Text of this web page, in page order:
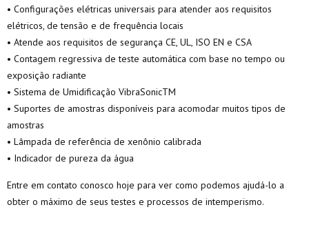
• Configurações elétricas universais para atender aos requisitos
elétricos, de tensão e de frequência locais
• Atende aos requisitos de segurança CE, UL, ISO EN e CSA
• Contagem regressiva de teste automática com base no tempo ou
exposição radiante
• Sistema de Umidificação VibraSonicTM
• Suportes de amostras disponíveis para acomodar muitos tipos de
amostras
• Lâmpada de referência de xenônio calibrada
• Indicador de pureza da água
Entre em contato conosco hoje para ver como podemos ajudá-lo a
obter o máximo de seus testes e processos de intemperismo.